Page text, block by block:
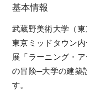
基本情報
武蔵野美術大学（
東京ミッドタウン
展「ラーニング・
の冒険─大学の建築
す。